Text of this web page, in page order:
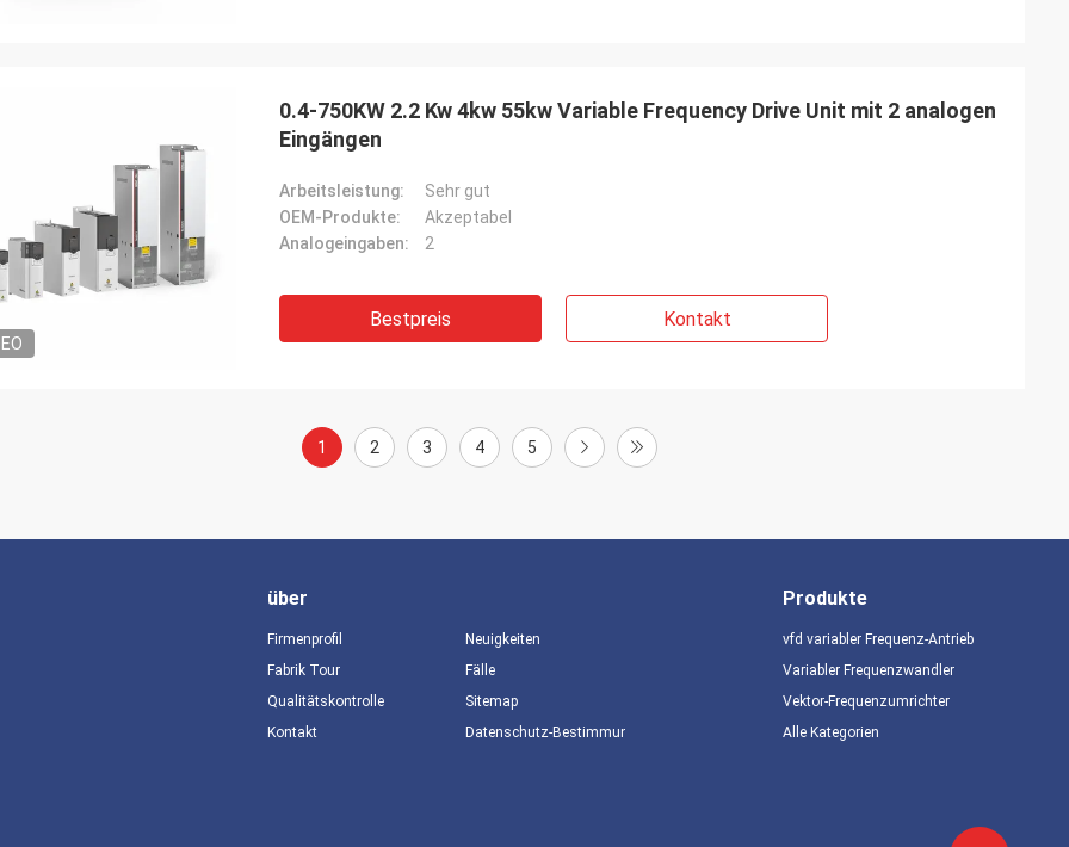
0.4-750KW 2.2 Kw 4kw 55kw Variable Frequency Drive Unit mit 2 analogen
Eingängen
Arbeitsleistung:
Sehr gut
OEM-Produkte:
Akzeptabel
Analogeingaben:
2
Bestpreis Kontakt
1 2 3 4 5
über
Firmenprofil
Fabrik Tour
Qualitätskontrolle
Kontakt
Neuigkeiten
Fälle
Sitemap
Datenschutz-Bestimmungen
Produkte
vfd variabler Frequenz-Antrieb
Variabler Frequenzwandler
Vektor-Frequenzumrichter
Alle Kategorien